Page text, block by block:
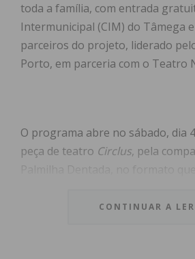
toda a família, com entrada
Intermunicipal (CIM) do Tâmega
parceiros do projeto, liderado
Porto, em parceria com o Teatro
O programa abre no sábado, dia
peça de teatro Circlus, pela
circo, da música e do humor, este
CONTINUAR A